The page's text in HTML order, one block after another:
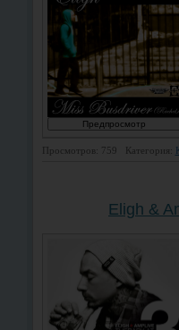
Просмотров: 759 Категория:
Eligh &